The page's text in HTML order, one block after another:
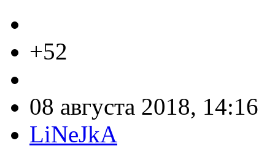
+52
08 августа 2018, 14:16
LiNeJkA